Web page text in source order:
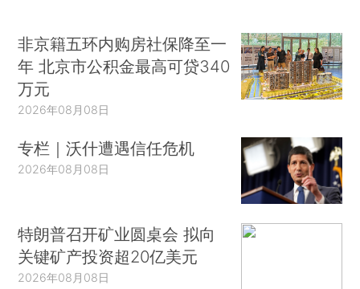
非京籍五环内购房社保降至一
年 北京市公积金最高可贷340
万元
2026年08月08日
专栏｜沃什遭遇信任危机
2026年08月08日
特朗普召开矿业圆桌会 拟向
关键矿产投资超20亿美元
2026年08月08日